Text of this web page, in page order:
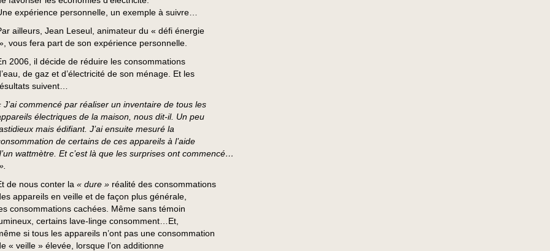
expérience personnelle, un exemple à suivre…
ailleurs, Jean Leseul, animateur du « défi énergie
vous fera part de son expérience personnelle.
2006, il décide de réduire les consommations
de gaz et d’électricité de son ménage. Et les
suivent…
J’ai commencé par réaliser un inventaire de tous les
électriques de la maison, nous dit-il. Un peu
mais édifiant. J’ai ensuite mesuré la
de certains de ces appareils à l’aide
wattmètre. Et c’est là que les surprises ont commencé…
de nous conter la « dure » réalité des consommations
appareils en veille et de façon plus générale,
consommations cachées. Même sans témoin
certains lave-linge consomment…Et,
si tous les appareils n’ont pas une consommation
« veille » élevée, lorsque l’on additionne